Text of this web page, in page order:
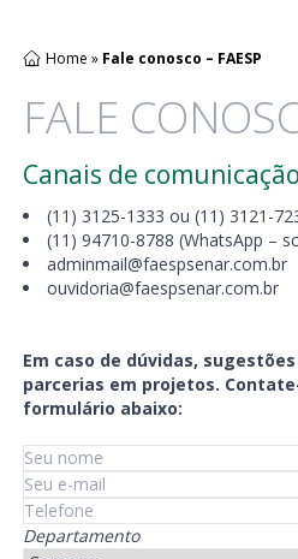
Home » Fale conosco – FAESP
FALE
Canais de
(11) 3125-1333 ou (11) 3121-
(11) 94710-8788 (WhatsApp –
adminmail@faespsenar.com.br
ouvidoria@faespsenar.com.br
Em caso de dúvidas,
parcerias em projetos.
formulário abaixo:
Departamento